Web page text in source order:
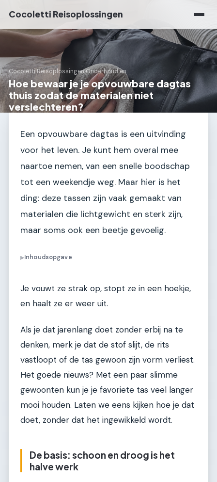
Cocoletti Reisoplossingen
Cocoletti Reisoplossingen›Onderhoud en
Hoe bewaar je je opvouwbare dagtas
thuis zodat de materialen niet
verslechteren?
Een opvouwbare dagtas is een uitvinding
voor het leven. Je kunt hem overal mee
naartoe nemen, van een snelle boodschap
tot een weekendje weg. Maar hier is het
ding: deze tassen zijn vaak gemaakt van
materialen die lichtgewicht en sterk zijn,
maar soms ook een beetje gevoelig.
▶Inhoudsopgave
Je vouwt ze strak op, stopt ze in een hoekje,
en haalt ze er weer uit.
Als je dat jarenlang doet zonder erbij na te
denken, merk je dat de stof slijt, de rits
vastloopt of de tas gewoon zijn vorm verliest.
Het goede nieuws? Met een paar slimme
gewoonten kun je je favoriete tas veel langer
mooi houden. Laten we eens kijken hoe je dat
doet, zonder dat het ingewikkeld wordt.
De basis: schoon en droog is het
halve werk